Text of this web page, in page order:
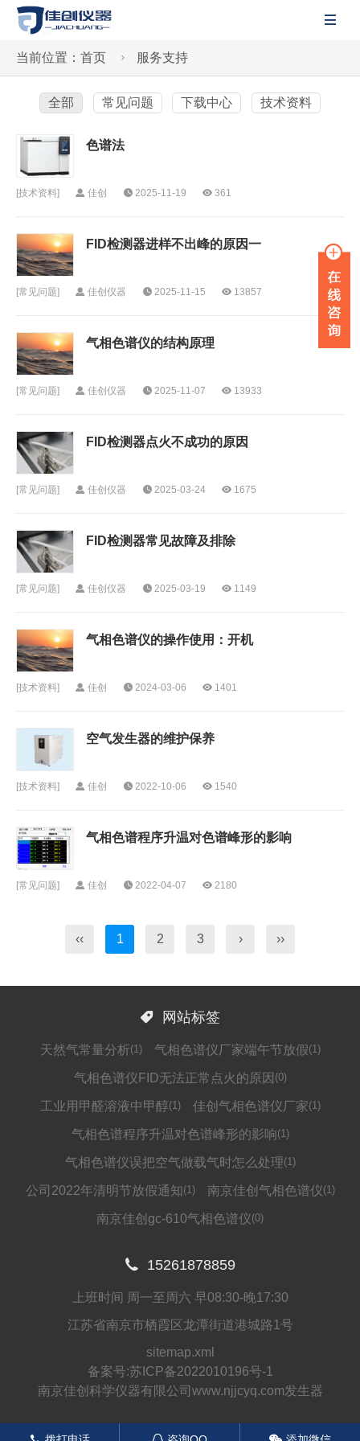

当前位置： 首页  服务支持
全部 常见问题 下载中心 技术资料
色谱法
[技术资料] 佳创 2025-11-19 361
FID检测器进样不出峰的原因一
[常见问题] 佳创仪器 2025-11-15 13857
气相色谱仪的结构原理
[常见问题] 佳创仪器 2025-11-07 13933
FID检测器点火不成功的原因
[常见问题] 佳创仪器 2025-03-24 1675
FID检测器常见故障及排除
[常见问题] 佳创仪器 2025-03-19 1149
气相色谱仪的操作使用：开机
[技术资料] 佳创 2024-03-06 1401
空气发生器的维护保养
[技术资料] 佳创 2022-10-06 1540
气相色谱程序升温对色谱峰形的影响
[常见问题] 佳创 2022-04-07 2180
‹‹ 1 2 3 › ››
 网站标签
天然气常量分析(1) 气相色谱仪厂家端午节放假(1)
气相色谱仪FID无法正常点火的原因 (0)
工业用甲醛溶液中甲醇(1) 佳创气相色谱仪厂家(1)
气相色谱程序升温对色谱峰形的影响(1)
气相色谱仪误把空气做载气时怎么处理(1)
公司2022年清明节放假通知(1) 南京佳创气相色谱仪 (1)
南京佳创gc-610气相色谱仪 (0)
 15261878859
上班时间 周一至周六 早08:30-晚17:30
江苏省南京市栖霞区龙潭街道港城路1号
sitemap.xml
备案号:苏ICP备2022010196号-1
南京佳创科学仪器有限公司www.njjcyq.com发生器